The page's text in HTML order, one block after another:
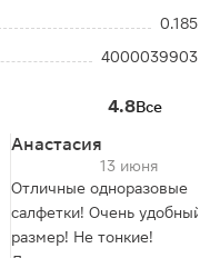
0.185
4000039903
4.8Все
Анастасия
13 июня
Отличные одноразовые
салфетки! Очень удобный
размер! Не тонкие!